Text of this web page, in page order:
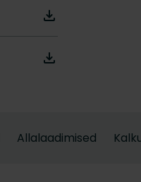
Allalaadimised